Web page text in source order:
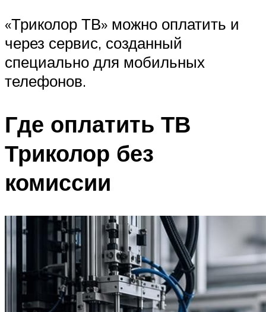
«Триколор ТВ» можно оплатить и
через сервис, созданный
специально для мобильных
телефонов.
Где оплатить ТВ
Триколор без
комиссии